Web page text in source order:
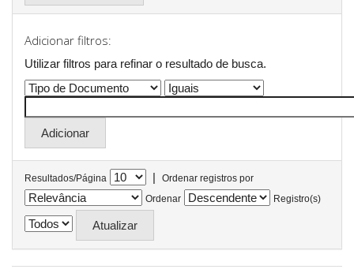
Adicionar filtros:
Utilizar filtros para refinar o resultado de busca.
Resultados/Página |
Ordenar registros por
Ordenar
Registro(s)